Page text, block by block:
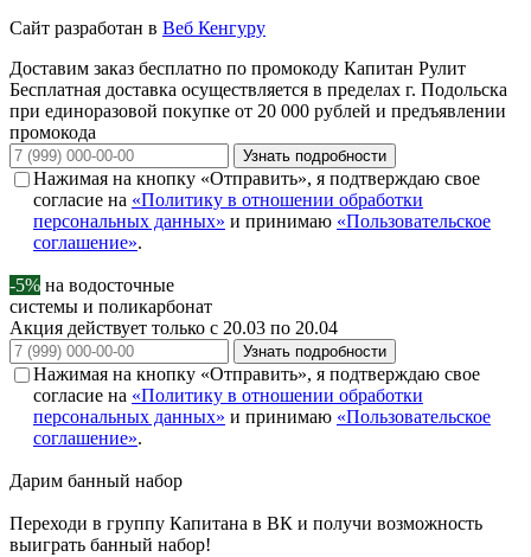
Сайт разработан в Веб Кенгуру
Доставим заказ бесплатно по промокоду Капитан Рулит
Бесплатная доставка осуществляется в пределах г. Подольска
при единоразовой покупке от 20 000 рублей и предъявлении
промокода
Узнать подробности
Нажимая на кнопку «Отправить», я подтверждаю свое
согласие на «Политику в отношении обработки
персональных данных» и принимаю «Пользовательское
соглашение».
-5% на водосточные
системы и поликарбонат
Акция действует только с 20.03 по 20.04
Узнать подробности
Нажимая на кнопку «Отправить», я подтверждаю свое
согласие на «Политику в отношении обработки
персональных данных» и принимаю «Пользовательское
соглашение».
Дарим банный набор
Переходи в группу Капитана в ВК и получи возможность
выиграть банный набор!